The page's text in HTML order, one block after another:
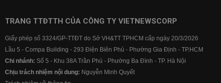
TRANG TTĐTTH CỦA CÔNG TY VIETNEWSCORP
Giấy phép số 3324/GP-TTĐT do Sở VH&TT TPHCM cấp ngày 20/3/2026
Lầu 5 - Compa Building - 293 Điện Biên Phủ - Phường Gia Định - TP.HCM
Chi nhánh: Số 5 - Khu 38A Trần Phú - Phường Ba Đình - TP. Hà Nội
Chịu trách nhiệm nội dung: Nguyễn Minh Quyết